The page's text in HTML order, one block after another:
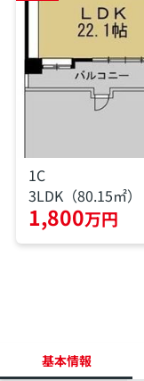
1C
3LDK（80.15㎡）
1,800万円
基本情報